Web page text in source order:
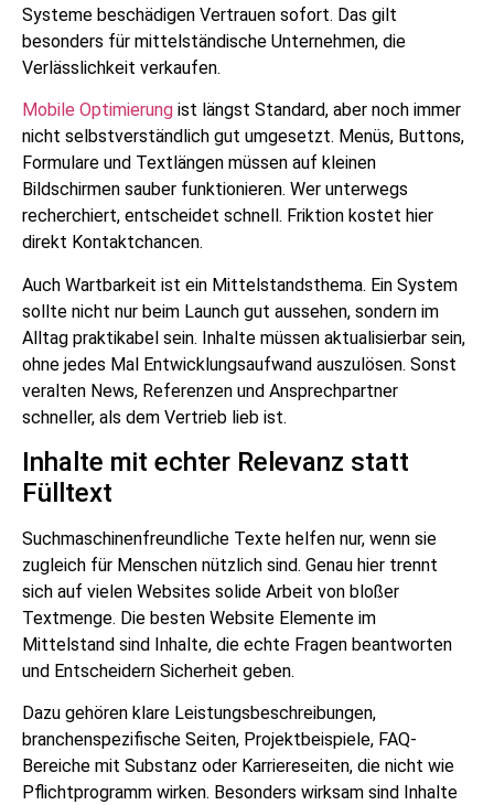
Systeme beschädigen Vertrauen sofort. Das gilt
besonders für mittelständische Unternehmen, die
Verlässlichkeit verkaufen.
Mobile Optimierung ist längst Standard, aber noch immer
nicht selbstverständlich gut umgesetzt. Menüs, Buttons,
Formulare und Textlängen müssen auf kleinen
Bildschirmen sauber funktionieren. Wer unterwegs
recherchiert, entscheidet schnell. Friktion kostet hier
direkt Kontaktchancen.
Auch Wartbarkeit ist ein Mittelstandsthema. Ein System
sollte nicht nur beim Launch gut aussehen, sondern im
Alltag praktikabel sein. Inhalte müssen aktualisierbar sein,
ohne jedes Mal Entwicklungsaufwand auszulösen. Sonst
veralten News, Referenzen und Ansprechpartner
schneller, als dem Vertrieb lieb ist.
Inhalte mit echter Relevanz statt
Fülltext
Suchmaschinenfreundliche Texte helfen nur, wenn sie
zugleich für Menschen nützlich sind. Genau hier trennt
sich auf vielen Websites solide Arbeit von bloßer
Textmenge. Die besten Website Elemente im
Mittelstand sind Inhalte, die echte Fragen beantworten
und Entscheidern Sicherheit geben.
Dazu gehören klare Leistungsbeschreibungen,
branchenspezifische Seiten, Projektbeispiele, FAQ-
Bereiche mit Substanz oder Karriereseiten, die nicht wie
Pflichtprogramm wirken. Besonders wirksam sind Inhalte